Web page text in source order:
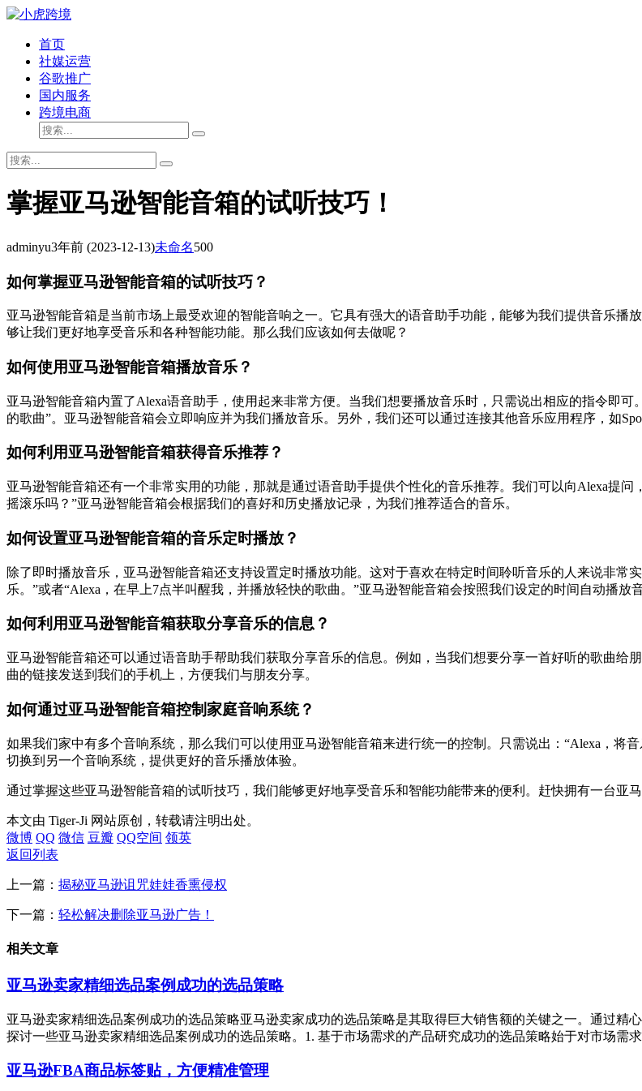
首页
社媒运营
谷歌推广
国内服务
跨境电商
掌握亚马逊智能音箱的试听技巧！
adminyu3年前 (2023-12-13)未命名500
如何掌握亚马逊智能音箱的试听技巧？
亚马逊智能音箱是当前市场上最受欢迎的智能音响之一。它具有强大的语音助手功能，能够为我们提供音乐
够让我们更好地享受音乐和各种智能功能。那么我们应该如何去做呢？
如何使用亚马逊智能音箱播放音乐？
亚马逊智能音箱内置了Alexa语音助手，使用起来非常方便。当我们想要播放音乐时，只需说出相应的指令即
的歌曲”。亚马逊智能音箱会立即响应并为我们播放音乐。另外，我们还可以通过连接其他音乐应用程序，如
如何利用亚马逊智能音箱获得音乐推荐？
亚马逊智能音箱还有一个非常实用的功能，那就是通过语音助手提供个性化的音乐推荐。我们可以向Alexa提
摇滚乐吗？”亚马逊智能音箱会根据我们的喜好和历史播放记录，为我们推荐适合的音乐。
如何设置亚马逊智能音箱的音乐定时播放？
除了即时播放音乐，亚马逊智能音箱还支持设置定时播放功能。这对于喜欢在特定时间聆听音乐的人来说非常
乐。”或者“Alexa，在早上7点半叫醒我，并播放轻快的歌曲。”亚马逊智能音箱会按照我们设定的时间自动播放
如何利用亚马逊智能音箱获取分享音乐的信息？
亚马逊智能音箱还可以通过语音助手帮助我们获取分享音乐的信息。例如，当我们想要分享一首好听的歌曲给
曲的链接发送到我们的手机上，方便我们与朋友分享。
如何通过亚马逊智能音箱控制家庭音响系统？
如果我们家中有多个音响系统，那么我们可以使用亚马逊智能音箱来进行统一的控制。只需说出：“Alexa，将
切换到另一个音响系统，提供更好的音乐播放体验。
通过掌握这些亚马逊智能音箱的试听技巧，我们能够更好地享受音乐和智能功能带来的便利。赶快拥有一台亚
本文由 Tiger-Ji 网站原创，转载请注明出处。
微博 QQ 微信 豆瓣 QQ空间 领英
返回列表
上一篇： 揭秘亚马逊诅咒娃娃香熏侵权
下一篇： 轻松解决删除亚马逊广告！
相关文章
亚马逊卖家精细选品案例成功的选品策略
亚马逊卖家精细选品案例成功的选品策略亚马逊卖家成功的选品策略是其取得巨大销售额的关键之一。通过
探讨一些亚马逊卖家精细选品案例成功的选品策略。1. 基于市场需求的产品研究成功的选品策略始于对市场需
亚马逊FBA商品标签贴，方便精准管理